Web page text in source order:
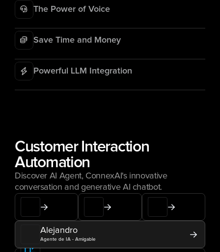
The Power of Voice
Save Time and Money
Powerful LLM Integration
Customer Interaction
Automation
Discover AI Agent, ConnexAI's innovative
conversation and generative AI chatbot.
Alejandro
Agente de IA - Amigable